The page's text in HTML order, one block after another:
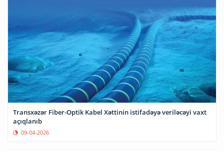
Transxəzər Fiber-Optik Kabel Xəttinin istifadəyə veriləcəyi vaxt
açıqlanıb
09-04-2026